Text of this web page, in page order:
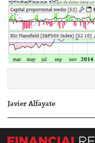
Javier Alfayate